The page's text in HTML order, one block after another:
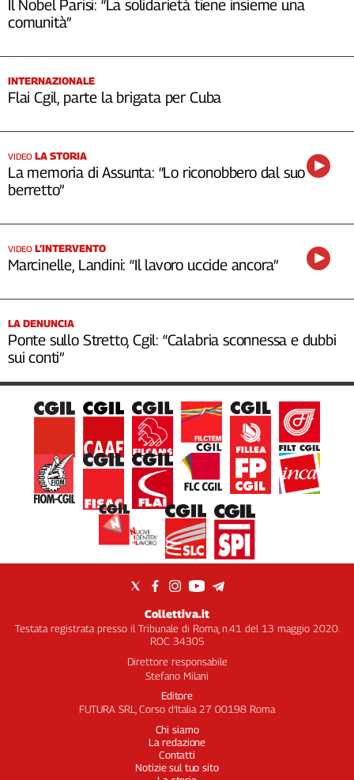
Il Nobel Parisi: “La solidarietà tiene insieme una
comunità”
INTERNAZIONALE
Flai Cgil, parte la brigata per Cuba
VIDEO LA STORIA
La memoria di Assunta: “Lo riconobbero dal suo
berretto”
VIDEO L’INTERVENTO
Marcinelle, Landini: “Il lavoro uccide ancora”
LA DENUNCIA
Ponte sullo Stretto, Cgil: “Calabria sconnessa e dubbi
sui conti”
Collettiva.it
Testata registrata presso il Tribunale di Roma, n.41 del 13 maggio 2020.
ROC 34305
Direttore responsabile
Stefano Milani
Editore
FUTURA SRL, Corso d’Italia 27 00198 Roma
Chi siamo
La redazione
Contatti
Notizie sul tuo sito